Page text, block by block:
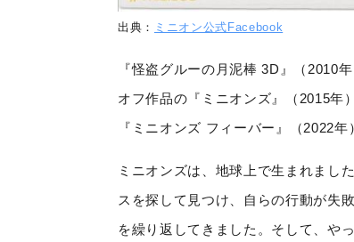
出典： ミニオン公式Facebook
『怪盗グルーの月泥棒 3D 』（ 2010
オフ作品の『ミニオンズ』（ 2015年
『ミニオンズ フィーバー』（2022年
ミニオンズは、地球上で生まれまし
スを探して見つけ、自らの行動が失
を繰り返してきました。そして、や